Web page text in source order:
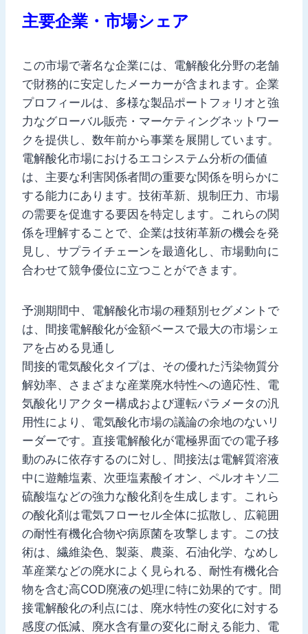
主要企業・市場シェア
この市場で著名な企業には、電解酸化分野の老舗
で財務的に安定したメーカーが含まれます。企業
プロフィールは、多様な製品ポートフォリオと強
力なグローバル販売・マーケティングネットワー
クを提供し、数年前から事業を展開しています。
電解酸化市場におけるエコシステム分析の価値
は、主要な利害関係者間の重要な関係を明らかに
する能力にあります。技術革新、規制圧力、市場
の需要を促進する要因を特定します。これらの関
係を理解することで、企業は技術革新の機会を発
見し、サプライチェーンを最適化し、市場動向に
合わせて競争優位に立つことができます。
予測期間中、電解酸化市場の種類別セグメントで
は、間接電解酸化が金額ベースで最大の市場シェ
アを占める見通し
間接的電気酸化タイプは、その優れた汚染物質分
解効率、さまざまな産業廃水特性への適応性、電
気酸化リアクター構成および運転パラメータの汎
用性により、電気酸化市場の議論の余地のないリ
ーダーです。直接電解酸化が電極界面での電子移
動のみに依存するのに対し、間接法は電解質溶液
中に遊離塩素、次亜塩素酸イオン、ペルオキソ二
硫酸塩などの強力な酸化剤を生成します。これら
の酸化剤は電気フローセル全体に拡散し、広範囲
の耐性有機化合物や病原菌を攻撃します。この技
術は、繊維染色、製薬、農薬、石油化学、なめし
革産業などの廃水によく見られる、耐性有機化合
物を含む高COD廃液の処理に特に効果的です。間
接電解酸化の利点には、廃水特性の変化に対する
感度の低減、廃水含有量の変化に耐える能力、電